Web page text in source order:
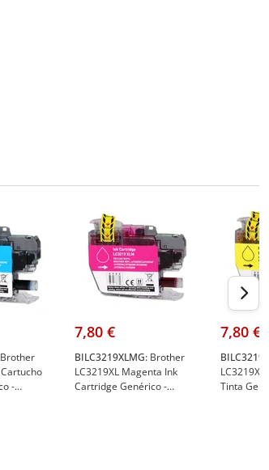
Brother
Cartucho
-
7,80 €
BILC3219XLMG: Brother
LC3219XL Magenta Ink
Cartridge Genérico -
7,80 €
Tinta